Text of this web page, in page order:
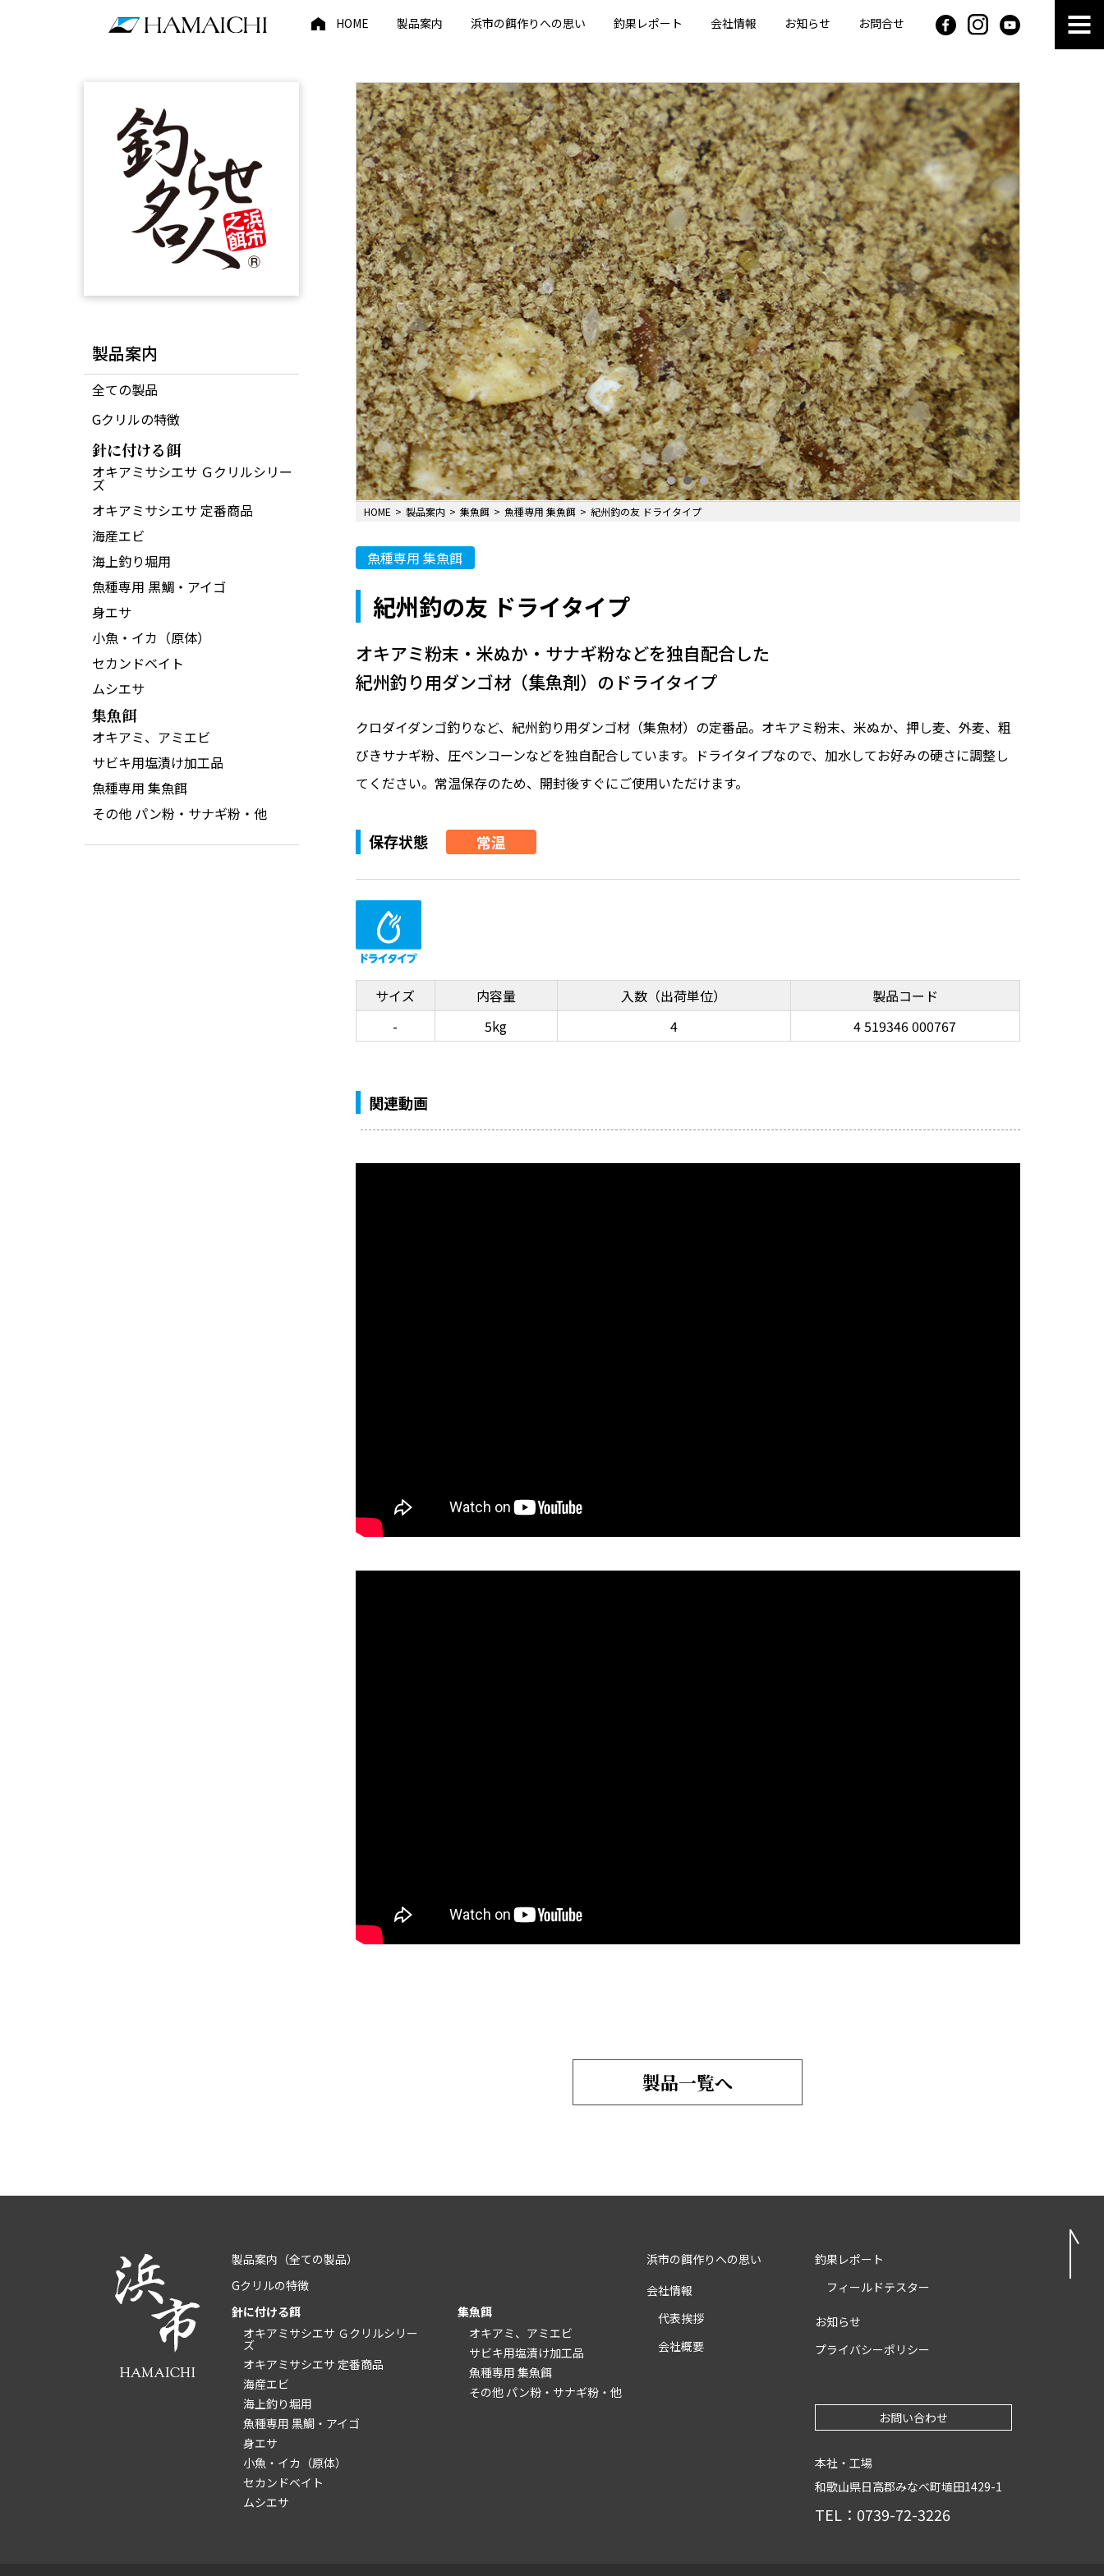
HOME 製品案内 浜市の餌作りへの思い 釣果レポート 会社情報 お知らせ お問合せ
製品案内
全ての製品
Gクリルの特徴
針に付ける餌
オキアミサシエサ Ｇクリルシリー
ズ
オキアミサシエサ 定番商品
海産エビ
海上釣り堀用
魚種専用 黒鯛・アイゴ
身エサ
小魚・イカ（原体）
セカンドベイト
ムシエサ
集魚餌
オキアミ、アミエビ
サビキ用塩漬け加工品
魚種専用 集魚餌
その他 パン粉・サナギ粉・他
HOME 製品案内 集魚餌 魚種専用 集魚餌 紀州釣の友 ドライタイプ
魚種専用 集魚餌
紀州釣の友 ドライタイプ
オキアミ粉末・米ぬか・サナギ粉などを独自配合した
紀州釣り用ダンゴ材（集魚剤）のドライタイプ
クロダイダンゴ釣りなど、紀州釣り用ダンゴ材（集魚材）の定番品。オキアミ粉末、米ぬか、押し麦、外麦、粗
びきサナギ粉、圧ペンコーンなどを独自配合しています。ドライタイプなので、加水してお好みの硬さに調整し
てください。常温保存のため、開封後すぐにご使用いただけます。
保存状態 常温
サイズ 内容量 入数（出荷単位）
製品コード
-
5kg 4 4 519346 000767
関連動画
製品一覧へ
製品案内 （全ての製品）
Gクリルの特徴
針に付ける餌
オキアミサシエサ Ｇクリルシリー
ズ
オキアミサシエサ 定番商品
海産エビ
海上釣り堀用
魚種専用 黒鯛・アイゴ
身エサ
小魚・イカ（原体）
セカンドベイト
ムシエサ
集魚餌
オキアミ、アミエビ
サビキ用塩漬け加工品
魚種専用 集魚餌
その他 パン粉・サナギ粉・他
浜市の餌作りへの思い
会社情報
代表挨拶
会社概要
釣果レポート
フィールドテスター
お知らせ
プライバシーポリシー
お問い合わせ
本社・工場
和歌山県日高郡みなべ町埴田1429-1
TEL：0739-72-3226